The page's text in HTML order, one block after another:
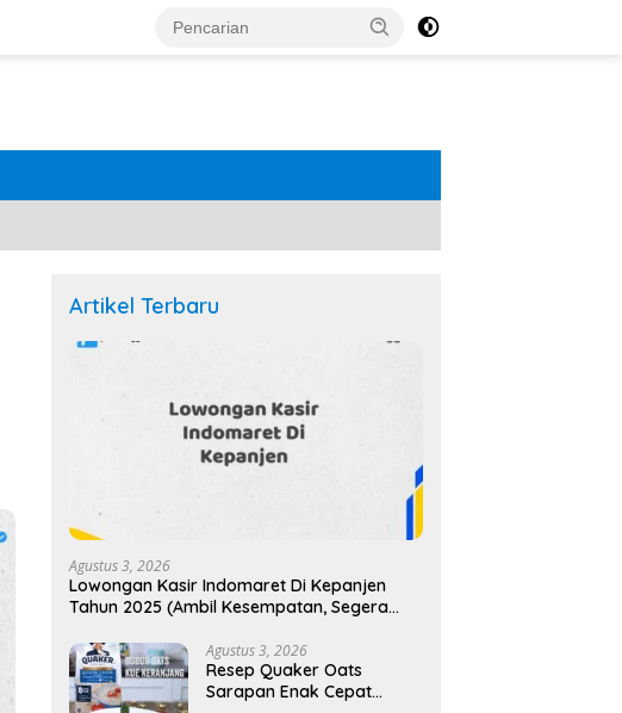
Artikel Terbaru
Agustus 3, 2026
Lowongan Kasir Indomaret Di Kepanjen
Tahun 2025 (Ambil Kesempatan, Segera
Agustus 3, 2026
Resep Quaker Oats
Sarapan Enak Cepat